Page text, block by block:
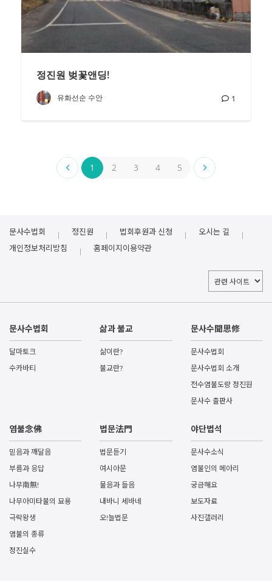
정진원 벚꽃앤딩!
유화선순 수안 1
1 2 3 4 5
문사수법회 정진원 법회후원과 신청 오시는 길
개인정보처리방침 홈페이지이용약관
문사수법회
달마토크
수카바티
삶과 불교
삶이란?
불교란?
문사수聞思修
문사수법회
문사수법회 소개
전수염불도량 정진원
문사수 출판사
염불念佛
믿음과 깨달음
부름과 응답
나무南無!
나무아미타불의 묘용
극락왕생
염불의 종류
정진실수
법문法門
법문듣기
여시아문
물음과 들음
내바니 세바네
오!늘법문
야단법석
문사수소식
염불인의 메아리
궁금해요
보도자료
사진갤러리